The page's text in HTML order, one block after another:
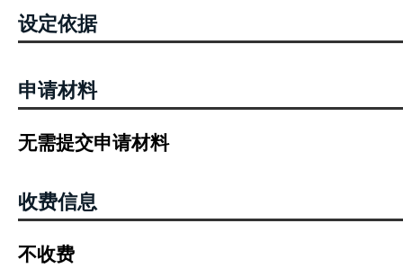
设定依据
申请材料
无需提交申请材料
收费信息
不收费